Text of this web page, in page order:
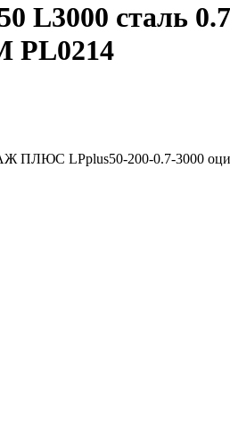
L3000
PL0214